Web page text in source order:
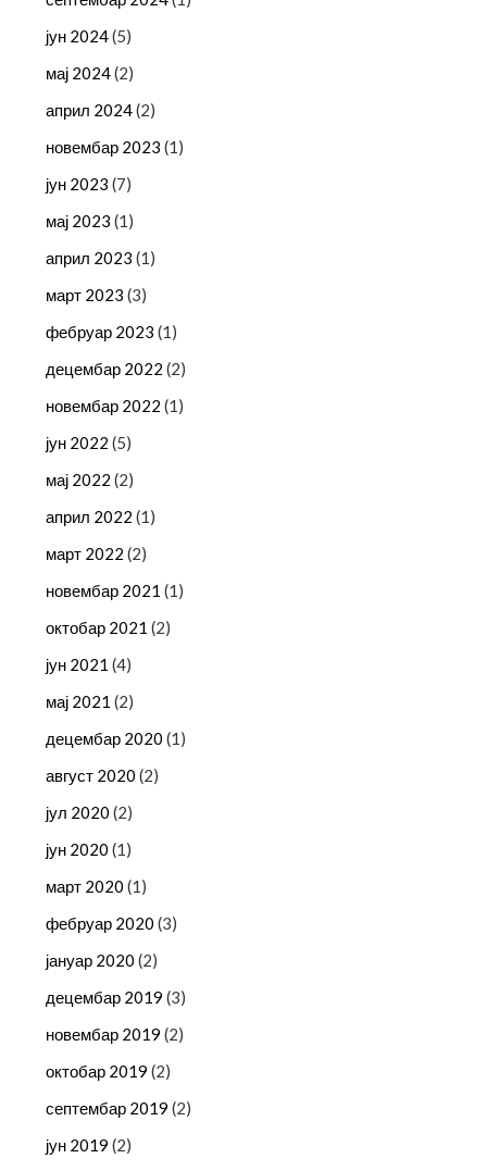
јун 2024(5)
мај 2024(2)
април 2024(2)
новембар 2023 (1)
јун 2023 (7)
мај 2023 (1)
април 2023 (1)
март 2023 (3)
фебруар 2023 (1)
децембар 2022 (2)
новембар 2022 (1)
јун 2022 (5)
мај 2022 (2)
април 2022 (1)
март 2022 (2)
новембар 2021 (1)
октобар 2021 (2)
јун 2021 (4)
мај 2021 (2)
децембар 2020 (1)
август 2020 (2)
јул 2020 (2)
јун 2020 (1)
март 2020 (1)
фебруар 2020 (3)
јануар 2020 (2)
децембар 2019 (3)
новембар 2019 (2)
октобар 2019 (2)
септембар 2019 (2)
јун 2019 (2)